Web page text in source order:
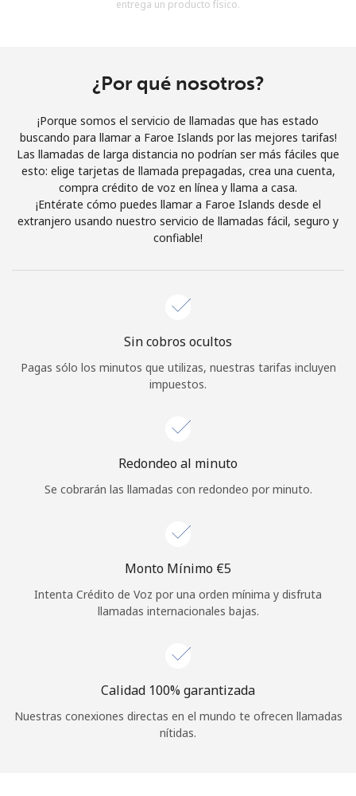
Al abrir una cuenta en este sitio web, estoy de acuerdo con
Únete
¡Hola!
Inicia sesión oREGÍSTRATE →
Iniciar Sesión
o
Continuar con
entrega un producto físico.
¿Por qué nosotros?
¡Porque somos el servicio de llamadas que has estado
buscando para llamar a Faroe Islands por las mejores tarifas!
Las llamadas de larga distancia no podrían ser más fáciles que
esto: elige tarjetas de llamada prepagadas, crea una cuenta,
compra crédito de voz en línea y llama a casa.
¡Entérate cómo puedes llamar a Faroe Islands desde el
extranjero usando nuestro servicio de llamadas fácil, seguro y
confiable!
Sin cobros ocultos
Pagas sólo los minutos que utilizas, nuestras tarifas incluyen
impuestos.
Redondeo al minuto
Se cobrarán las llamadas con redondeo por minuto.
Monto Mínimo ⁦€5⁩
Intenta Crédito de Voz por una orden mínima y disfruta
llamadas internacionales bajas.
Calidad 100% garantizada
Nuestras conexiones directas en el mundo te ofrecen llamadas
nítidas.